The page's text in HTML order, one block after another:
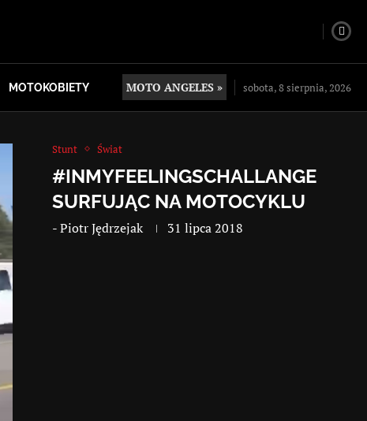
MOTOKOBIETY MOTO ANGELES » sobota, 8 sierpnia, 2026
Stunt Świat
#INMYFEELINGSCHALLANGE
SURFUJĄC NA MOTOCYKLU
-Piotr Jędrzejak 31 lipca 2018